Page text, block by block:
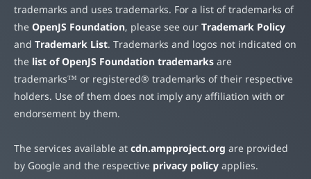
trademarks and uses trademarks. For a list of trademarks of
the OpenJS Foundation, please see our Trademark Policy
and Trademark List. Trademarks and logos not indicated on
the list of OpenJS Foundation trademarks are
trademarks™ or registered® trademarks of their respective
holders. Use of them does not imply any affiliation with or
endorsement by them.
The services available at cdn.ampproject.org are provided
by Google and the respective privacy policy applies.